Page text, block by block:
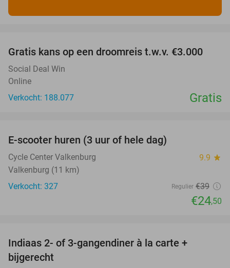
Gratis kans op een droomreis t.w.v. €3.000
Social Deal Win
Online
Verkocht: 188.077
Gratis
E-scooter huren (3 uur of hele dag)
Cycle Center Valkenburg 9.9 star
Valkenburg (11 km)
Verkocht: 327
Regulier €39
€24,50
Indiaas 2- of 3-gangendiner à la carte +
bijgerecht